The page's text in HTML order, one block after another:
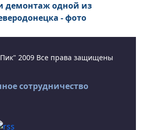
демонтаж одной из
- фото
2009 Все права защищены
сотрудничество